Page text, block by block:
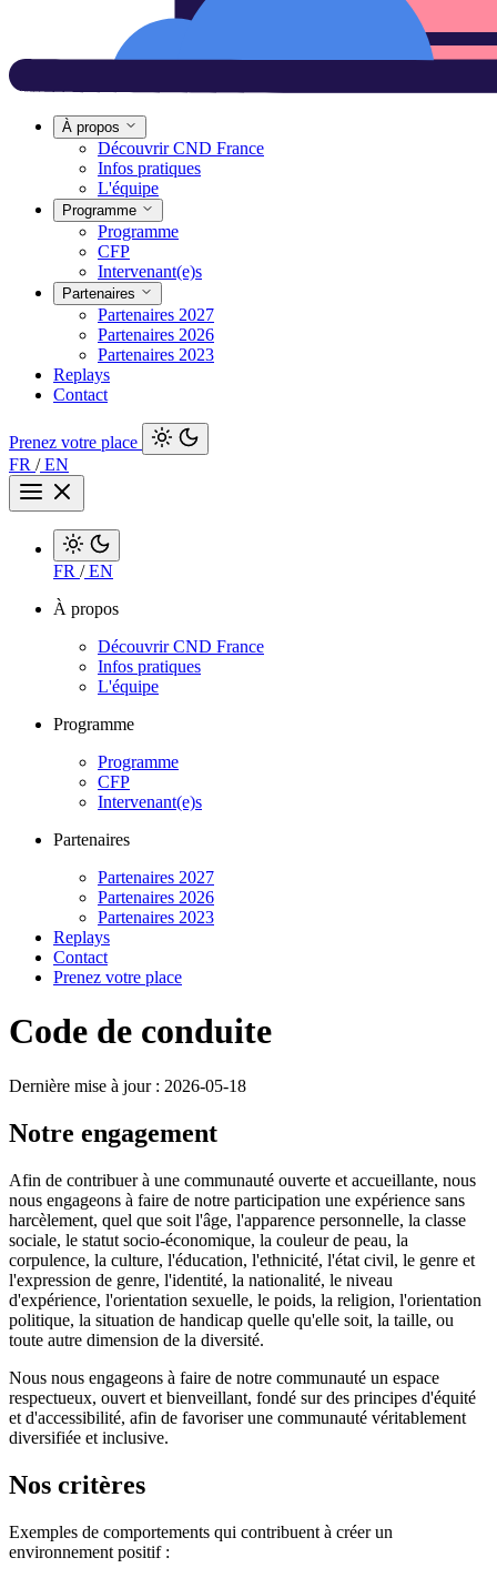
À propos
Découvrir CND France
Infos pratiques
L'équipe
Programme
Programme
CFP
Intervenant(e)s
Partenaires
Partenaires 2027
Partenaires 2026
Partenaires 2023
Replays
Contact
Prenez votre place
FR /EN
FR /EN
À propos
Découvrir CND France
Infos pratiques
L'équipe
Programme
Programme
CFP
Intervenant(e)s
Partenaires
Partenaires 2027
Partenaires 2026
Partenaires 2023
Replays
Contact
Prenez votre place
Code de conduite
Dernière mise à jour : 2026-05-18
Notre engagement
Afin de contribuer à une communauté ouverte et accueillante, nous
nous engageons à faire de notre participation une expérience sans
harcèlement, quel que soit l'âge, l'apparence personnelle, la classe
sociale, le statut socio-économique, la couleur de peau, la
corpulence, la culture, l'éducation, l'ethnicité, l'état civil, le genre et
l'expression de genre, l'identité, la nationalité, le niveau
d'expérience, l'orientation sexuelle, le poids, la religion, l'orientation
politique, la situation de handicap quelle qu'elle soit, la taille, ou
toute autre dimension de la diversité.
Nous nous engageons à faire de notre communauté un espace
respectueux, ouvert et bienveillant, fondé sur des principes d'équité
et d'accessibilité, afin de favoriser une communauté véritablement
diversifiée et inclusive.
Nos critères
Exemples de comportements qui contribuent à créer un
environnement positif :